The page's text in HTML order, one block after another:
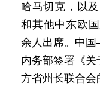
哈马切克，以
和其他中东欧
余人出席。中
内务部签署《
方省州长联合会